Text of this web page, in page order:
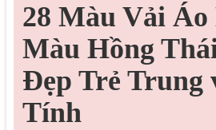
28 Màu Vải
Màu Hồng
Đẹp Trẻ Trung
Tính